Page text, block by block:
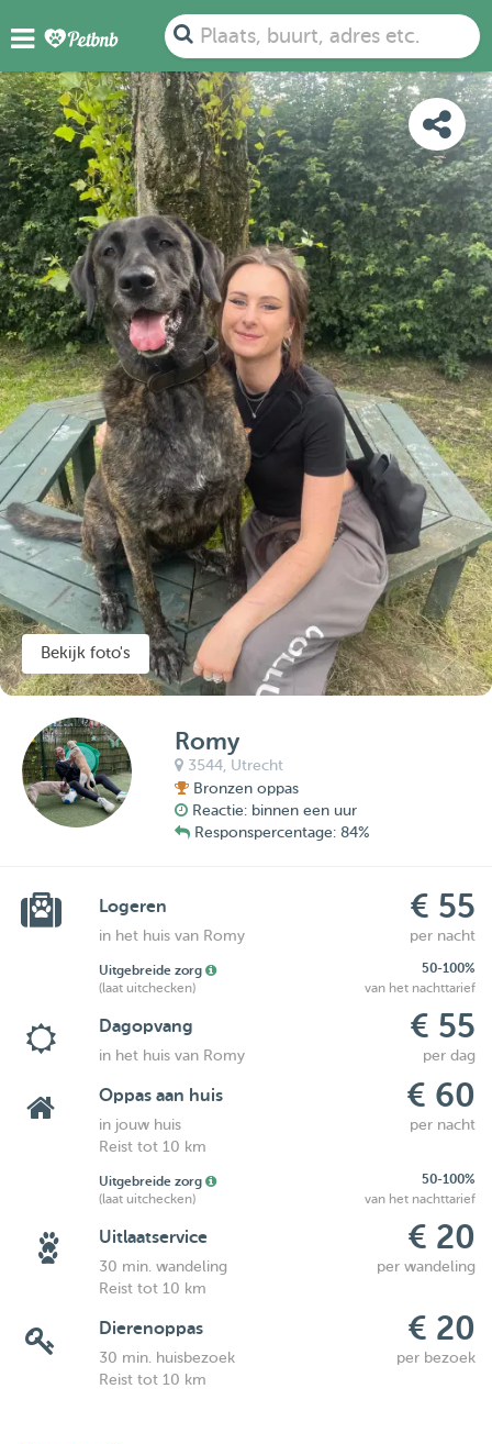
Plaats, buurt, adres etc.
FOTO'S DETAILS BESCHIKBAARHEID
KAART
Bekijk foto's
Romy
3544, Utrecht
Bronzen oppas
Reactie: binnen een uur
Responspercentage: 84%
Logeren € 55
in het huis van Romy per nacht
Uitgebreide zorg
50-100%
(laat uitchecken)
van het nachttarief
Dagopvang € 55
in het huis van Romy per dag
Oppas aan huis € 60
in jouw huis
per nacht
Reist tot 10 km
Uitgebreide zorg
50-100%
(laat uitchecken)
van het nachttarief
Uitlaatservice € 20
30 min. wandeling
per wandeling
Reist tot 10 km
Dierenoppas € 20
30 min. huisbezoek
per bezoek
Reist tot 10 km